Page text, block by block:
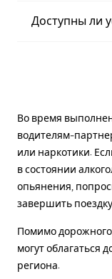
Доступны ли
Во время
водителям-
или наркотики.
в состоянии
опьянения,
завершить
Помимо
могут облагаться
региона.